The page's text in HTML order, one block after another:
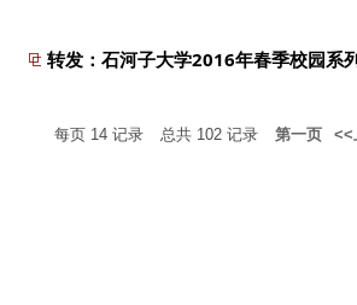
转发：石河子大学2016年春季校园系
每页 14 记录 总共 102 记录 第一页 <<